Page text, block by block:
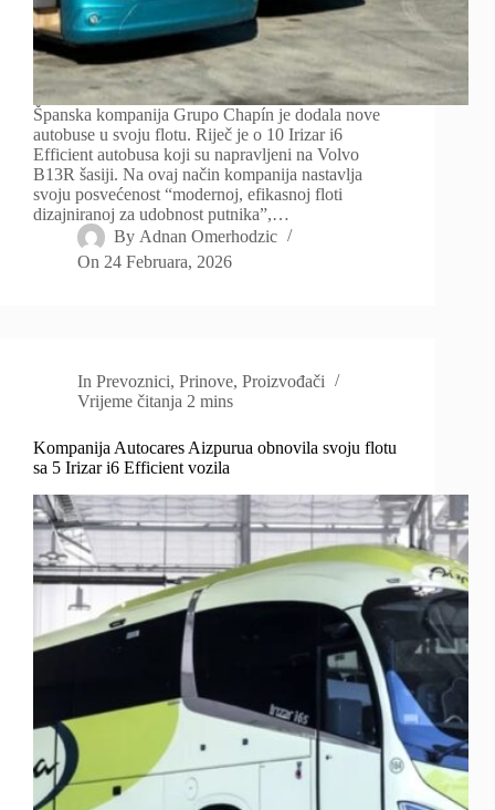
Španska kompanija Grupo Chapín je dodala nove
autobuse u svoju flotu. Riječ je o 10 Irizar i6
Efficient autobusa koji su napravljeni na Volvo
B13R šasiji. Na ovaj način kompanija nastavlja
svoju posvećenost “modernoj, efikasnoj floti
dizajniranoj za udobnost putnika”,…
By Adnan Omerhodzic
On 24 Februara, 2026
In Prevoznici,Prinove,Proizvođači
Vrijeme čitanja 2 mins
Kompanija Autocares Aizpurua obnovila svoju flotu
sa 5 Irizar i6 Efficient vozila